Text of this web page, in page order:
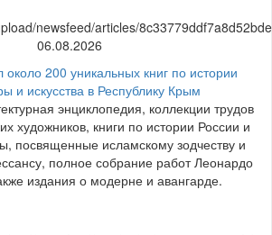
06.08.2026
200 уникальных книг по истории
и искусства в Республику Крым
энциклопедия, коллекции трудов
художников, книги по истории России и
посвященные исламскому зодчеству и
полное собрание работ Леонардо
издания о модерне и авангарде.